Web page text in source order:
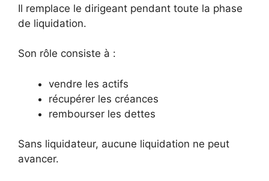
Il remplace le dirigeant pendant toute la phase
de liquidation.
Son rôle consiste à :
vendre les actifs
récupérer les créances
rembourser les dettes
Sans liquidateur, aucune liquidation ne peut
avancer.